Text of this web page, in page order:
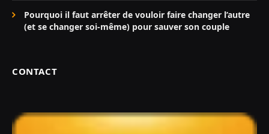
Pourquoi il faut arrêter de vouloir faire changer l’autre
(et se changer soi-même) pour sauver son couple
CONTACT